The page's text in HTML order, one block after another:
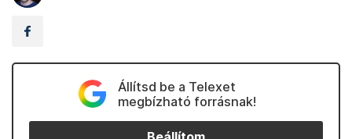
Állítsd be a Telexet
megbízható forrásnak!